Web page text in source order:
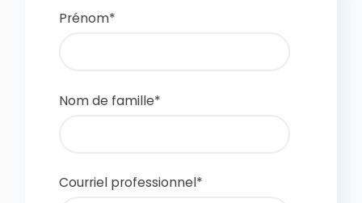
Prénom*
Nom de famille*
Courriel professionnel*